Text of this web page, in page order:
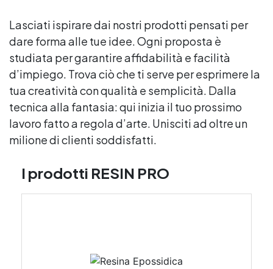
Lasciati ispirare dai nostri prodotti pensati per
dare forma alle tue idee. Ogni proposta è
studiata per garantire affidabilità e facilità
d’impiego. Trova ciò che ti serve per esprimere la
tua creatività con qualità e semplicità. Dalla
tecnica alla fantasia: qui inizia il tuo prossimo
lavoro fatto a regola d’arte. Unisciti ad oltre un
milione di clienti soddisfatti.
I prodotti RESIN PRO